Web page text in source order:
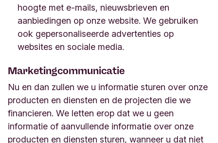
hoogte met e-mails, nieuwsbrieven en
aanbiedingen op onze website. We gebruiken
ook gepersonaliseerde advertenties op
websites en sociale media.
Marketingcommunicatie
Nu en dan zullen we u informatie sturen over onze
producten en diensten en de projecten die we
financieren. We letten erop dat we u geen
informatie of aanvullende informatie over onze
producten en diensten sturen, wanneer u dat niet